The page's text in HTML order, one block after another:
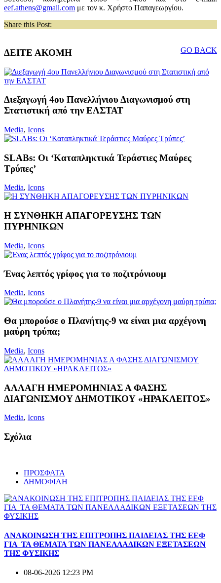
eef.athens@gmail.com με τον κ. Χρήστο Παπαγεωργίου.
Share this Post:
GO BACK
ΔΕΙΤΕ ΑΚΟΜΗ
Διεξαγωγή 4ου Πανελλήνιου Διαγωνισμού στη
Στατιστική από την ΕΛΣΤΑΤ
Media, Icons
SLABs: Οι ‘Καταπληκτικά Τεράστιες Μαύρες
Τρύπες’
Media, Icons
Η ΣΥΝΘΗΚΗ ΑΠΑΓΟΡΕΥΣΗΣ ΤΩΝ
ΠΥΡΗΝΙΚΩΝ
Media, Icons
Ένας λεπτός γρίφος για το ποζιτρόνιουμ
Media, Icons
Θα μπορούσε ο Πλανήτης-9 να είναι μια αρχέγονη
μαύρη τρύπα;
Media, Icons
ΑΛΛΑΓΗ ΗΜΕΡΟΜΗΝΙΑΣ Α ΦΑΣΗΣ
ΔΙΑΓΩΝΙΣΜΟΥ ΔΗΜΟΤΙΚΟΥ «ΗΡΑΚΛΕΙΤΟΣ»
Media, Icons
Σχόλια
ΠΡΟΣΦΑΤΑ
ΔΗΜΟΦΙΛΗ
ΑΝΑΚΟΙΝΩΣΗ ΤΗΣ ΕΠΙΤΡΟΠΗΣ ΠΑΙΔΕΙΑΣ ΤΗΣ ΕΕΦ
ΓΙΑ ΤΑ ΘΕΜΑΤΑ ΤΩΝ ΠΑΝΕΛΛΑΔΙΚΩΝ ΕΞΕΤΑΣΕΩΝ
ΤΗΣ ΦΥΣΙΚΗΣ
08-06-2026 12:23 PM